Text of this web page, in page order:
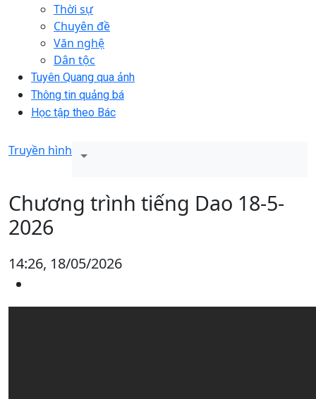
Thời sự
Chuyên đề
Văn nghệ
Dân tộc
Tuyên Quang qua ảnh
Thông tin quảng bá
Học tập theo Bác
Truyền hình
Chương trình tiếng Dao 18-5-
2026
14:26, 18/05/2026